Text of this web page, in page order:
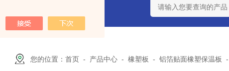
您的位置：首页 - 产品中心 -橡塑板 -铝箔贴面橡塑保温板